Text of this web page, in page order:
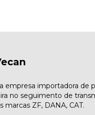
empresa importadora de
no seguimento de
marcas ZF, DANA, CAT.